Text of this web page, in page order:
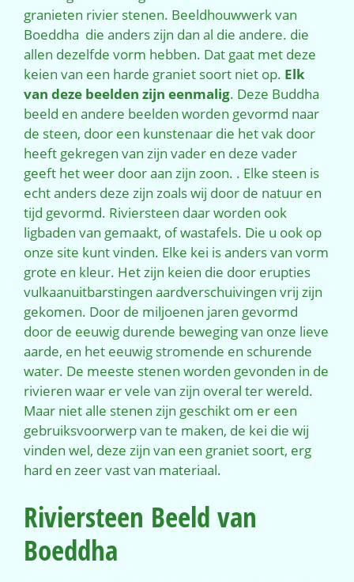
granieten rivier stenen. Beeldhouwwerk van
Boeddha die anders zijn dan al die andere. die
allen dezelfde vorm hebben. Dat gaat met deze
keien van een harde graniet soort niet op. Elk
van deze beelden zijn eenmalig. Deze Buddha
beeld en andere beelden worden gevormd naar
de steen, door een kunstenaar die het vak door
heeft gekregen van zijn vader en deze vader
geeft het weer door aan zijn zoon. . Elke steen is
echt anders deze zijn zoals wij door de natuur en
tijd gevormd. Riviersteen daar worden ook
ligbaden van gemaakt, of wastafels. Die u ook op
onze site kunt vinden. Elke kei is anders van vorm
grote en kleur. Het zijn keien die door erupties
vulkaanuitbarstingen aardverschuivingen vrij zijn
gekomen. Door de miljoenen jaren gevormd
door de eeuwig durende beweging van onze lieve
aarde, en het eeuwig stromende en schurende
water. De meeste stenen worden gevonden in de
rivieren waar er vele van zijn overal ter wereld.
Maar niet alle stenen zijn geschikt om er een
gebruiksvoorwerp van te maken, de kei die wij
vinden wel, deze zijn van een graniet soort, erg
hard en zeer vast van materiaal.
Riviersteen Beeld van
Boeddha